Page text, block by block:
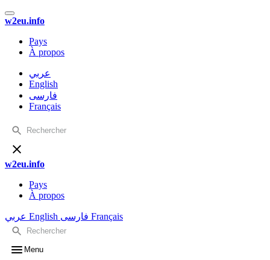
w2eu.info
Pays
À propos
عربي
English
فارسی
Français
w2eu.info
Pays
À propos
عربي English فارسی Français
Menu